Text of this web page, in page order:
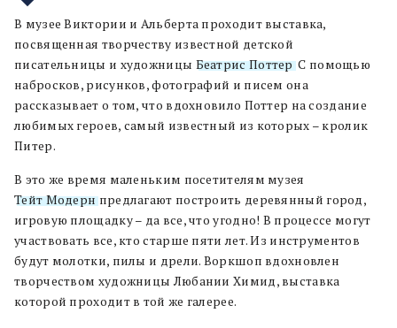
В музее Виктории и Альберта проходит выставка,
посвященная творчеству известной детской
писательницы и художницы Беатрис Поттер. С помощью
набросков, рисунков, фотографий и писем она
рассказывает о том, что вдохновило Поттер на создание
любимых героев, самый известный из которых – кролик
Питер.
В это же время маленьким посетителям музея
Тейт Модернпредлагают построить деревянный город,
игровую площадку – да все, что угодно! В процессе могут
участвовать все, кто старше пяти лет. Из инструментов
будут молотки, пилы и дрели. Воркшоп вдохновлен
творчеством художницы Любании Химид, выставка
которой проходит в той же галерее.